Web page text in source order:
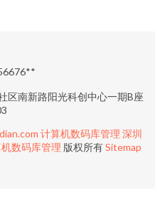
区南新路阳光科创中心一期B座
计算机数码库管理 深圳
数码库管理 版权所有Sitemap